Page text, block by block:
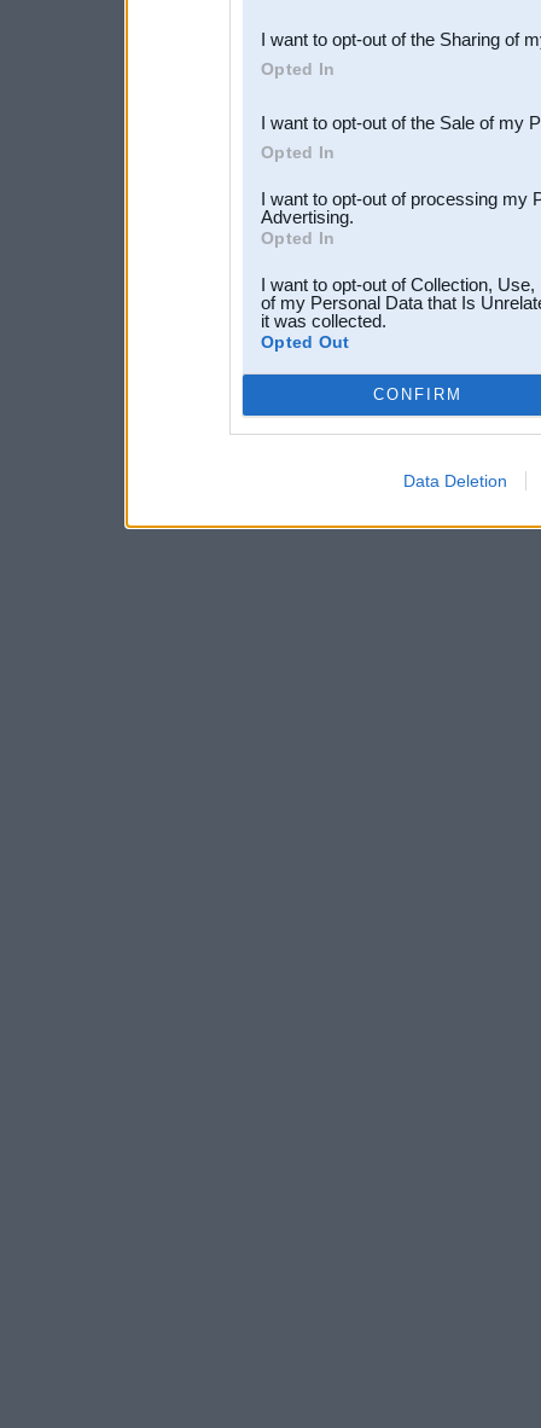
Downstream Participants
third parties.
I want to opt-out of the Sharing of
Opted In
I want to opt-out of the Sale of my
Opted In
I want to opt-out of processing my
Advertising.
Opted In
I want to opt-out of Collection,
of my Personal Data that Is
it was collected.
Opted Out
CONFIRM
Data Deletion